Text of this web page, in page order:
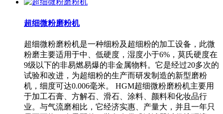
超细微粉磨粉机
超细微粉磨粉机是一种细粉及超细粉的加工设备，此微
粉磨主要适用于中、低硬度，湿度小于6%，莫氏硬度在
9级以下的非易燃易爆的非金属物料。它是经过20多次的
试验和改进，为超细粉的生产而研发制造的新型磨粉
机，细度可达0.006毫米。 HGM超细微粉磨粉机主要用
于加工石膏、方解石、滑石、涂料、颜料和化妆品行
业。与气流磨相比，它经济实惠、产量大，并且一年只